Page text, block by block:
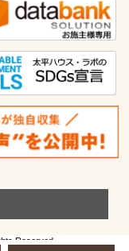
Reserved.